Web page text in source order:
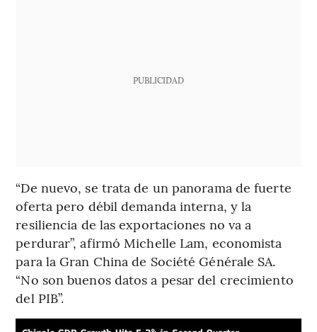
PUBLICIDAD
“De nuevo, se trata de un panorama de fuerte
oferta pero débil demanda interna, y la
resiliencia de las exportaciones no va a
perdurar”, afirmó Michelle Lam, economista
para la Gran China de Société Générale SA.
“No son buenos datos a pesar del crecimiento
del PIB”.